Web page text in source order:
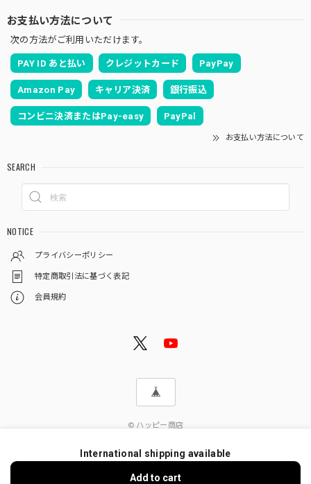
お支払い方法について
次の方法がご利用いただけます。
PAY ID あと払い クレジットカード PayPay
Amazon Pay キャリア決済 銀行振込
コンビニ決済またはPay-easy PayPal
お支払い方法について
SEARCH
NOTICE
プライバシーポリシー
特定商取引法に基づく表記
会員規約
© ハッピー商店
International shipping available
Add to cart